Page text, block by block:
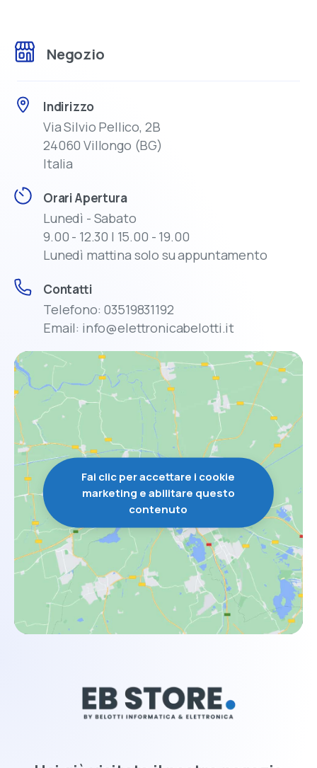
Negozio
Indirizzo
Via Silvio Pellico, 2B
24060 Villongo (BG)
Italia
Orari Apertura
Lunedì - Sabato
9.00 - 12.30 | 15.00 - 19.00
Lunedì mattina solo su appuntamento
Contatti
Telefono: 03519831192
Email: info@elettronicabelotti.it
Fai clic per accettare i cookie
marketing e abilitare questo
contenuto